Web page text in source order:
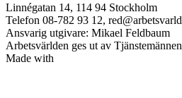
Linnégatan 14, 114 94 Stockholm
Telefon 08-782 93 12,
Ansvarig utgivare: Mikael Feldbaum
Arbetsvärlden ges ut av
Made with